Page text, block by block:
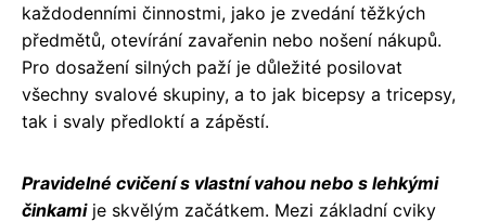
každodenními činnostmi, jako je zvedání těžkých
předmětů, otevírání zavařenin nebo nošení nákupů.
Pro dosažení silných paží je důležité posilovat
všechny svalové skupiny, a to jak bicepsy a tricepsy,
tak i svaly předloktí a zápěstí.
Pravidelné cvičení s vlastní vahou nebo s lehkými
činkamije skvělým začátkem. Mezi základní cviky